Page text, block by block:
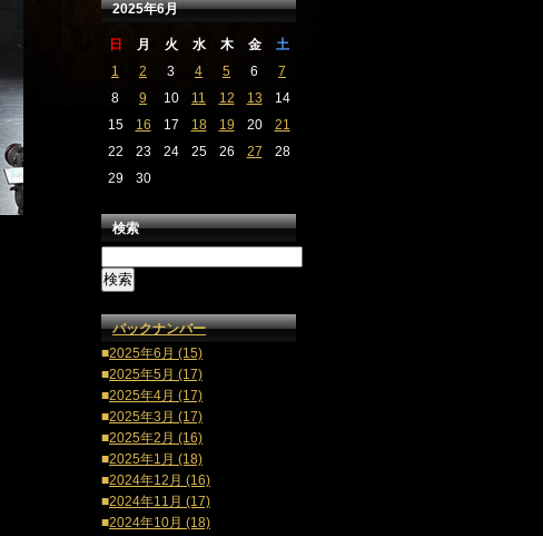
2025年6月
日 月 火 水 木 金
土
1
2 3 4 5 6
7
8
9 10 11 12 13
14
15
16 17 18 19 20
21
22
23 24 25 26 27
28
29
30
検索
バックナンバー
■2025年6月 (15)
■2025年5月 (17)
■2025年4月 (17)
■2025年3月 (17)
■2025年2月 (16)
■2025年1月 (18)
■2024年12月 (16)
■2024年11月 (17)
■2024年10月 (18)